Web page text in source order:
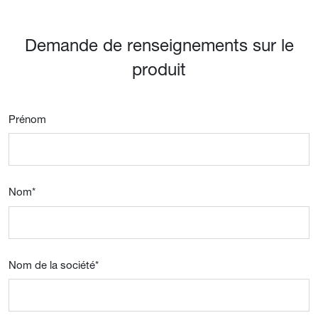
Demande de renseignements sur le
produit
Prénom
Nom*
Nom de la société*